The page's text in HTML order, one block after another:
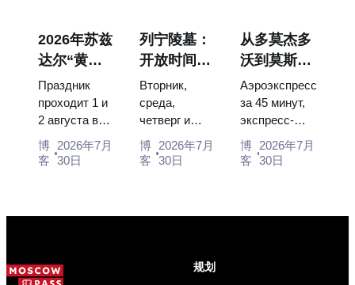
descent
capsules and
120 pieces of
flight...
people, where
they hang,
and why
booking the...
the coronation
dress of
Catherine...
2026年苏兹
达尔“黄瓜
节”：门
票、日期及
从莫斯科如
何前往
Праздник
проходит 1 и
2 августа в
Музее
деревянного
через
博
客
2026年7月
30日
列宁陵墓：
开放时间、
入场和与克
里姆林宫的
主要混淆
Вторник,
среда,
четверг и
суббота с
10:00 до
博
客
2026年7月
30日
从多莫杰多
沃到莫斯科
市中心：乘
坐空铁、公
交车或电车
Аэроэкспресс
за 45 минут,
экспресс-
автобус за
450 рублей,
博
客
2026年7月
30日
规划